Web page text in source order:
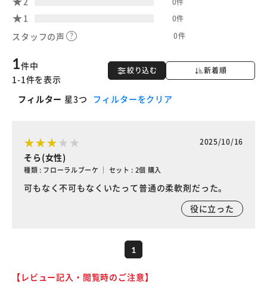
1 0件
スタッフの声 0件
絞り込む 新着順
1件中
1-1件を表示
フィルター 星3つ フィルターをクリア
2025/10/16
そら(女性)
種類 : フローラルブーケ ｜ セット : 2個 購入
可もなく不可もなくいたって普通の柔軟剤だった。
役に立った
1
【レビュー記入・閲覧時のご注意】